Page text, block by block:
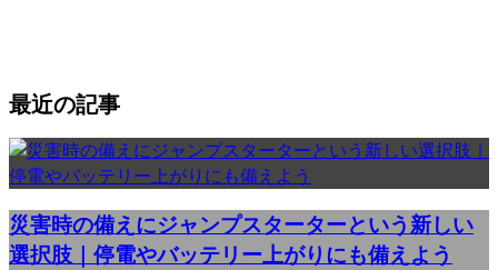
最近の記事
災害時の備えにジャンプスターターという新しい
選択肢｜停電やバッテリー上がりにも備えよう